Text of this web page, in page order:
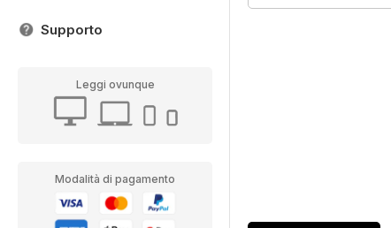
Supporto
Leggi ovunque
Modalità di pagamento